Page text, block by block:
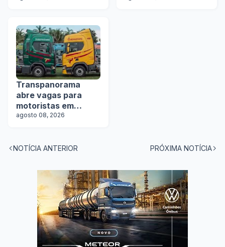
Transpanorama
abre vagas para
motoristas em
operação com
agosto 08, 2026
NOTÍCIA ANTERIOR PRÓXIMA NOTÍCIA